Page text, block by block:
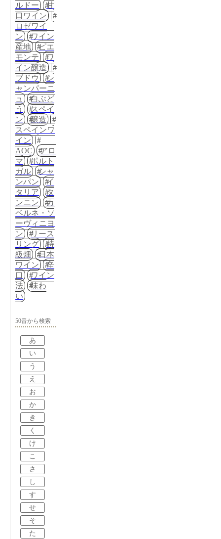
ルドー
甘
口ワイン
ロゼワイ
ン
ワイン
産地
ピエ
モンテ
ワ
イン醸造
ブドウ
シ
ャンパーニ
ュ
白ぶど
う
スペイ
ン
醸造
スペインワ
イン
AOC
アロ
マ
ポルト
ガル
シャ
ンパン
イ
タリア
タ
ンニン
カ
ベルネ・ソ
ーヴィニヨ
ン
リース
リング
特
級畑
日本
ワイン
辛
口
ワイン
法
味わ
い
50音から検索
あ
い
う
え
お
か
き
く
け
こ
さ
し
す
せ
そ
た